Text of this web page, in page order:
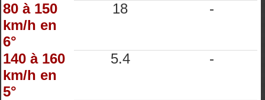
80 à 150
km/h en
6°
18 -
140 à 160
km/h en
5°
5.4 -